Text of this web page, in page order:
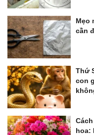
Mẹo
cần
Thứ
con
hoa: